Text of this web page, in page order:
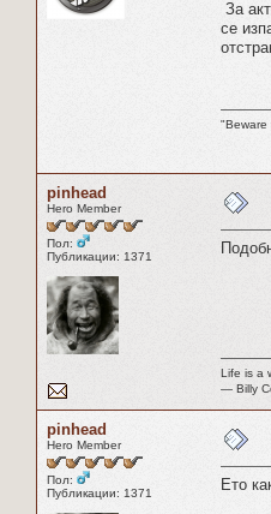
За
се
"Beware
pinhead
Hero Member
Пол:
Публикации: 1371
Life is a
― Billy
pinhead
Hero Member
Пол:
Публикации: 1371
Ето